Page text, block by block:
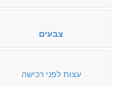
צבעים
עצות לפני רכישה